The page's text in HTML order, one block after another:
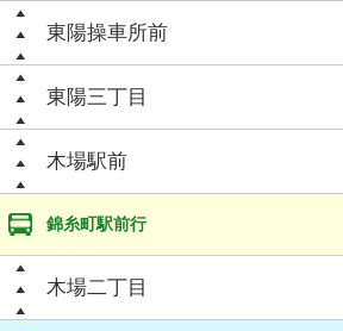
東陽操車所前
東陽三丁目
木場駅前
錦糸町駅前行
木場二丁目